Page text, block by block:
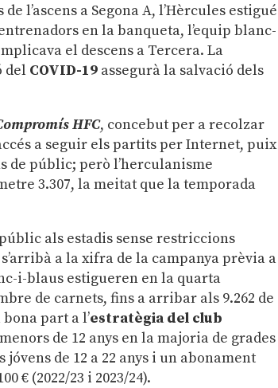
l’ascens a Segona A, l’Hèrcules estigué
en la banqueta, l’equip blanc-
el descens a Tercera. La
del COVID-19 assegurà la salvació dels
HFC, concebut per a recolzar
a seguir els partits per Internet, puix
de públic; però l’herculanisme
3.307, la meitat que la temporada
als estadis sense restriccions
a la xifra de la campanya prèvia a
i-blaus estigueren en la quarta
de carnets, fins a arribar als 9.262 de
part a l’estratègia del club
de 12 anys en la majoria de grades
jóvens de 12 a 22 anys i un abonament
€ (2022/23 i 2023/24).